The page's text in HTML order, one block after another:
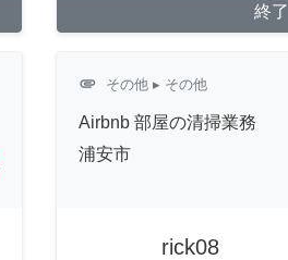
終了
attachment その他▸ その他
Airbnb 部屋の清掃業務
浦安市
rick08